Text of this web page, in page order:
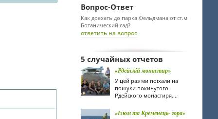
Вопрос-Ответ
Как доехать до парка Фельдмана от ст.м
Ботанический сад?
ответить на вопрос
5 случайных отчетов
«Рдейскій монастир»
У цей раз ми поїхали на
пошуки покинутого
Рдейского монастиря....
«Ізюм та Кременець- гора»